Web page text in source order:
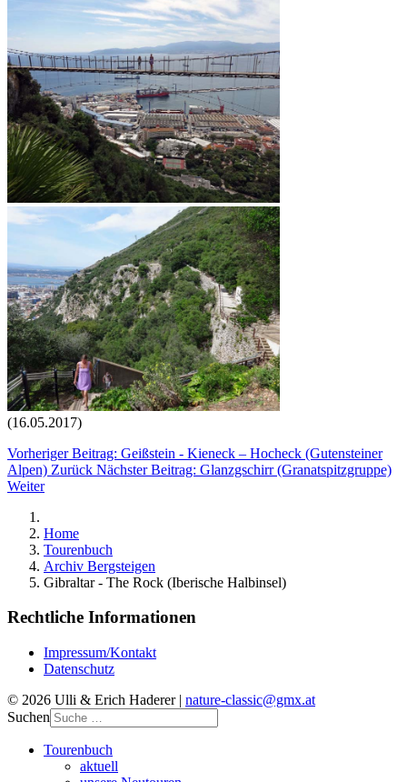
(16.05.2017)
Vorheriger Beitrag: Geißstein - Kieneck – Hocheck (Gutensteiner
Alpen) Zurück Nächster Beitrag: Glanzgschirr (Granatspitzgruppe)
Weiter
Home
Tourenbuch
Archiv Bergsteigen
Gibraltar - The Rock (Iberische Halbinsel)
Rechtliche Informationen
Impressum/Kontakt
Datenschutz
© 2026 Ulli & Erich Haderer | nature-classic@gmx.at
Suchen
Tourenbuch
aktuell